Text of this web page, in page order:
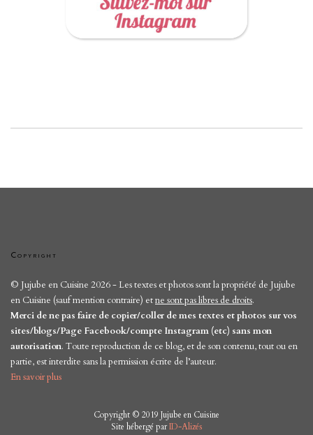
Copyright
© Jujube en Cuisine 2026 - Les textes et photos sont la propriété de Jujube
en Cuisine (sauf mention contraire) etne sont pas libres de droits.
Merci de ne pas faire de copier/coller de mes textes et photos sur vos
sites/blogs/Page Facebook/compte Instagram (etc) sans mon
autorisation. Toute reproduction de ce blog, et de son contenu, tout ou en
partie, est interdite sans la permission écrite de l’auteur.
En savoir plus
Copyright © 2019 Jujube en Cuisine
Site hébergé parID-Alizés